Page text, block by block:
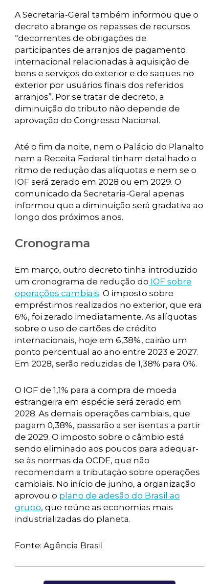
A Secretaria-Geral também informou que o
decreto abrange os repasses de recursos
“decorrentes de obrigações de
participantes de arranjos de pagamento
internacional relacionadas à aquisição de
bens e serviços do exterior e de saques no
exterior por usuários finais dos referidos
arranjos”. Por se tratar de decreto, a
diminuição do tributo não depende de
aprovação do Congresso Nacional.
Até o fim da noite, nem o Palácio do Planalto
nem a Receita Federal tinham detalhado o
ritmo de redução das alíquotas e nem se o
IOF será zerado em 2028 ou em 2029. O
comunicado da Secretaria-Geral apenas
informou que a diminuição será gradativa ao
longo dos próximos anos.
Cronograma
Em março, outro decreto tinha introduzido
um cronograma de redução do IOF sobre
operações cambiais. O imposto sobre
empréstimos realizados no exterior, que era
6%, foi zerado imediatamente. As alíquotas
sobre o uso de cartões de crédito
internacionais, hoje em 6,38%, cairão um
ponto percentual ao ano entre 2023 e 2027.
Em 2028, serão reduzidas de 1,38% para 0%.
O IOF de 1,1% para a compra de moeda
estrangeira em espécie será zerado em
2028. As demais operações cambiais, que
pagam 0,38%, passarão a ser isentas a partir
de 2029. O imposto sobre o câmbio está
sendo eliminado aos poucos para adequar-
se às normas da OCDE, que não
recomendam a tributação sobre operações
cambiais. No início de junho, a organização
aprovou o plano de adesão do Brasil ao
grupo, que reúne as economias mais
industrializadas do planeta.
Fonte: Agência Brasil